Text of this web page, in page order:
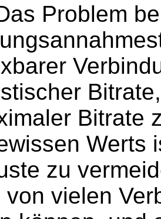
Problem
Bitrate
Werts
zu
von vielen